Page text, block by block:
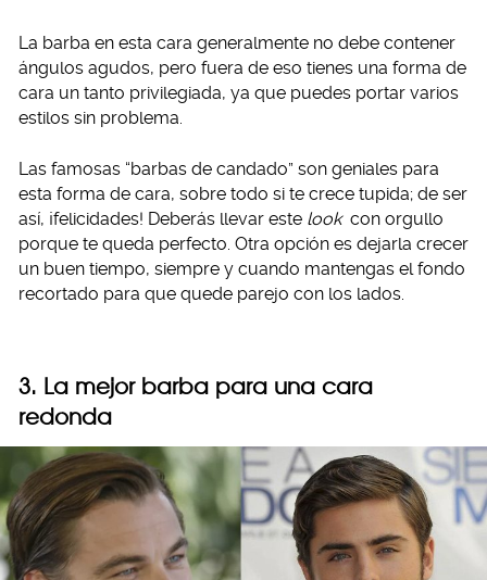
La barba en esta cara generalmente no debe contener
ángulos agudos, pero fuera de eso tienes una forma de
cara un tanto privilegiada, ya que puedes portar varios
estilos sin problema.
Las famosas “barbas de candado” son geniales para
esta forma de cara, sobre todo si te crece tupida; de ser
así, ¡felicidades! Deberás llevar este look con orgullo
porque te queda perfecto. Otra opción es dejarla crecer
un buen tiempo, siempre y cuando mantengas el fondo
recortado para que quede parejo con los lados.
3. La mejor barba para una cara
redonda